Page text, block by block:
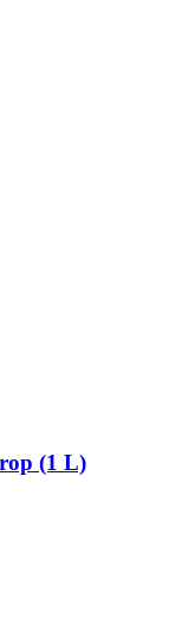
(1 L)